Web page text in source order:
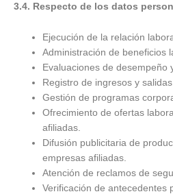
3.4. Respecto de los datos
Ejecución de la relación
Administración de beneficios
Evaluaciones de desempeño
Registro de ingresos y salidas.
Gestión de programas
Ofrecimiento de ofertas
afiliadas.
Difusión publicitaria de
empresas afiliadas.
Atención de reclamos de
Verificación de antecedentes